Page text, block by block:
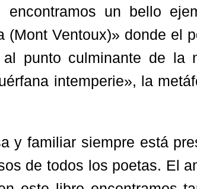
un bello
(Mont Ventoux)» donde el
punto culminante de la
intemperie», la
y familiar siempre está
de todos los poetas. El